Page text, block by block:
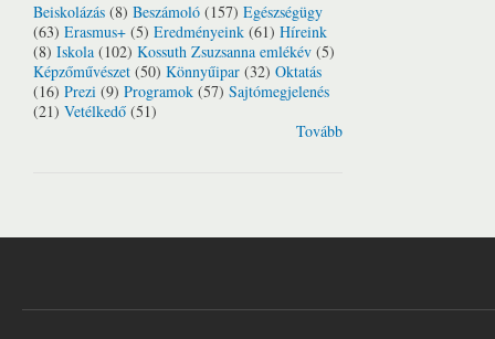
Beiskolázás (8) Beszámoló (157) Egészségügy
(63) Erasmus+ (5) Eredményeink (61) Híreink
(8) Iskola (102) Kossuth Zsuzsanna emlékév (5)
Képzőművészet (50) Könnyűipar (32) Oktatás
(16) Prezi (9) Programok (57) Sajtómegjelenés
(21) Vetélkedő (51)
Tovább